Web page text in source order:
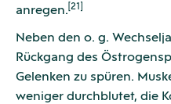
anregen. [21]
Neben den o. g.
Rückgang des
Gelenken zu spüren.
weniger durchblutet, die